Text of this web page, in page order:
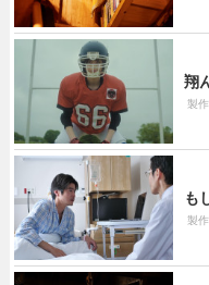
翔
製
も
製